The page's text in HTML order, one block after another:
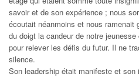
savoir et de son expérience ; nous
écoutait néanmoins et nous ramenait
du doigt la candeur de notre
pour relever les défis du futur. Il ne
silence.
Son leadership était manifeste et son